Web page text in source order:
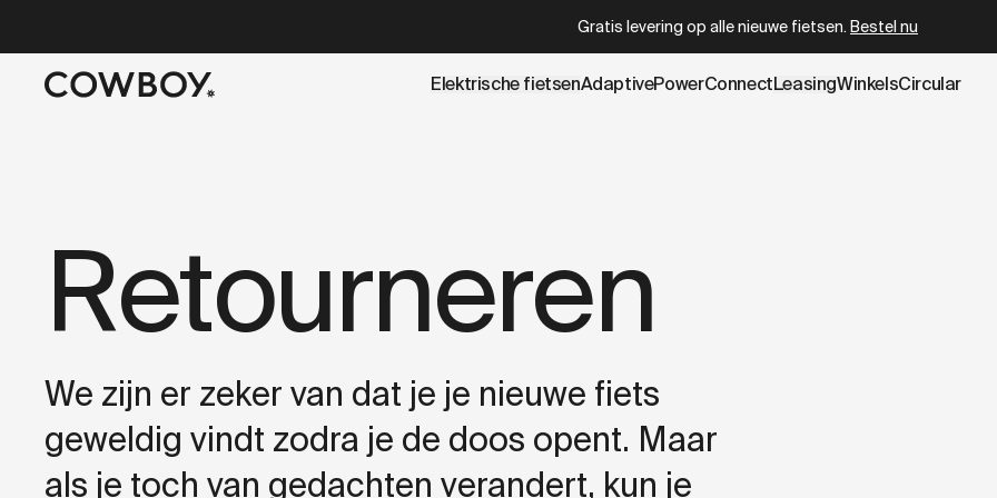
Gratis levering op alle nieuwe fietsen. Bestel nu
Elektrische fietsenAdaptivePowerConnectLeasingWinkelsCircular
Retourneren
We zijn er zeker van dat je je nieuwe fiets
geweldig vindt zodra je de doos opent. Maar
als je toch van gedachten verandert, kun je